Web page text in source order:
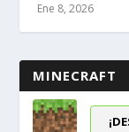
Ene 8, 2026
MINECRAFT